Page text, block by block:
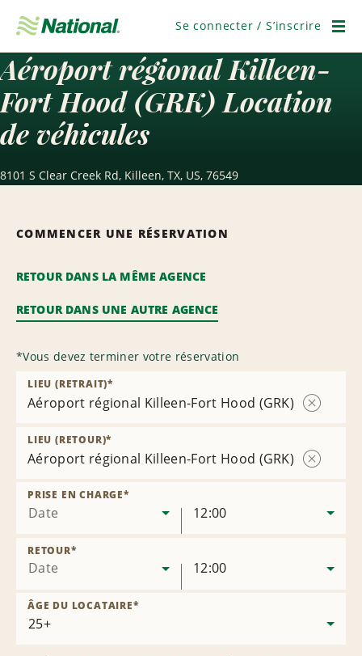
navigation
Se connecter / S’inscrire
Aéroport régional Killeen-
Fort Hood (GRK) Location
de véhicules
8101 S Clear Creek Rd, Killeen, TX, US, 76549
COMMENCER UNE RÉSERVATION
RETOUR DANS LA MÊME AGENCE
RETOUR DANS UNE AUTRE AGENCE
*Vous devez terminer votre réservation
Aéroport régional Killeen-Fort Hood (GRK)
LIEU (RETRAIT)*
Aéroport régional Killeen-Fort Hood (GRK)
LIEU (RETOUR)*
Date
PRISE EN CHARGE*
12:00
Date
RETOUR*
12:00
ÂGE DU LOCATAIRE*